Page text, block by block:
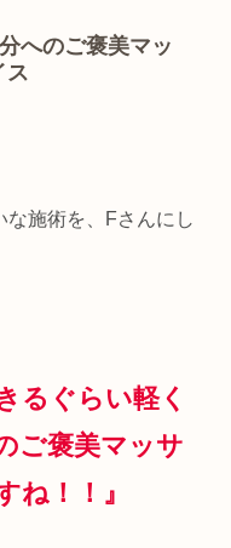
へのご褒美マッ
ス
な施術を、Fさんにし
るぐらい軽く
ご褒美マッサ
ね！！』